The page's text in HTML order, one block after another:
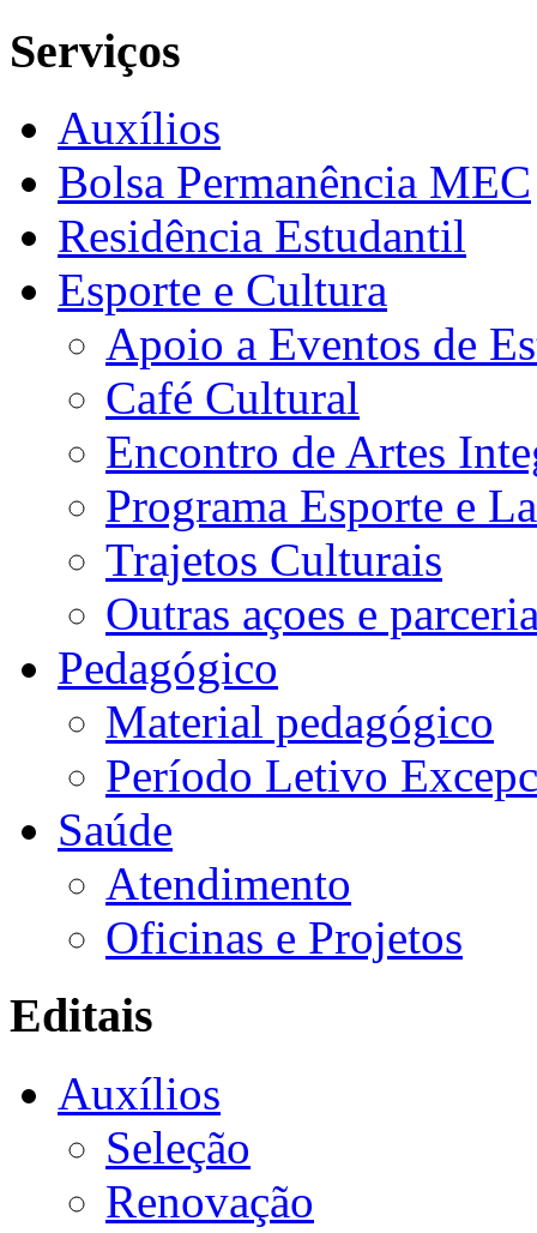
Serviços
Auxílios
Bolsa Permanência MEC
Residência Estudantil
Esporte e Cultura
Apoio a Eventos de
Café Cultural
Encontro de Artes
Programa Esporte e
Trajetos Culturais
Outras açoes e
Pedagógico
Material pedagógico
Período Letivo
Saúde
Atendimento
Oficinas e Projetos
Editais
Auxílios
Seleção
Renovação